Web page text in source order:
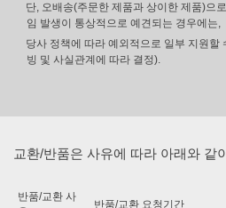
단, 오배송(주문한 제품과 상이한 제품)으
임 발생이 통상적으로 예견되는 경우에는,
당사 정책에 따라 예외적으로 일부 지원할
빙 및 사실관계에 따라 결정).
교환/반품은 사유에 따라 아래와 같
반품/교환 사
반품/교환 요청기간